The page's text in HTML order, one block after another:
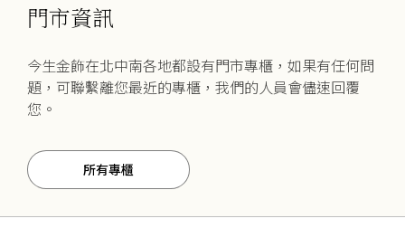
門市資訊
今生金飾在北中南各地都設有門市專櫃，如果有任何問
題，可聯繫離您最近的專櫃，我們的人員會儘速回覆
您。
所有專櫃